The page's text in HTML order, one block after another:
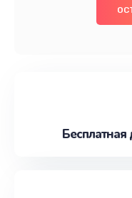
Бесплатная